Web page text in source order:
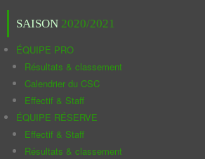
SAISON 2020/2021
ÉQUIPE PRO
Résultats & classement
Calendrier du CSC
Effectif & Staff
ÉQUIPE RÉSERVE
Effectif & Staff
Résultats & classement